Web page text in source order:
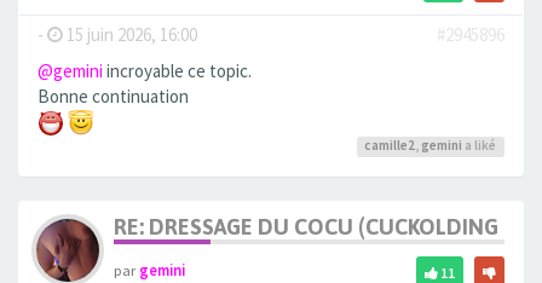
- 15 juin 2026, 16:00
#2945896
@gemini incroyable ce topic.
Bonne continuation
camille2, gemini a liké
RE: DRESSAGE DU COCU (CUCKOLDING
pargemini 11